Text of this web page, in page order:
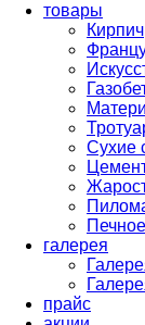
товары
Кирпич
Сухие
галерея
прайс